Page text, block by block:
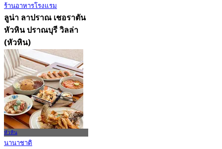
ร้านอาหารโรงแรม
ลูน่า ลาปราณ เชอราตัน
หัวหิน ปราณบุรี วิลล่า
(หัวหิน)
New
4.3
จาก฿ 396
หัวหิน
นานาชาติ